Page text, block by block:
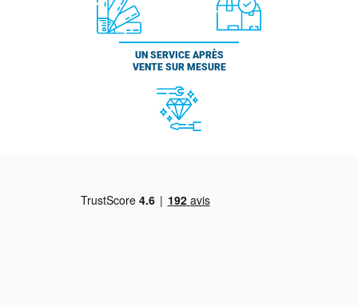
UN SERVICE APRÈS
VENTE SUR MESURE